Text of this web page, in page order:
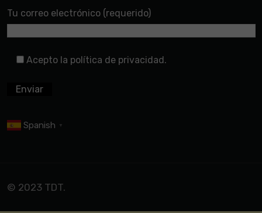
Tu correo electrónico (requerido)
Acepto la política de privacidad.
Spanish ▼
© 2023 TDT.